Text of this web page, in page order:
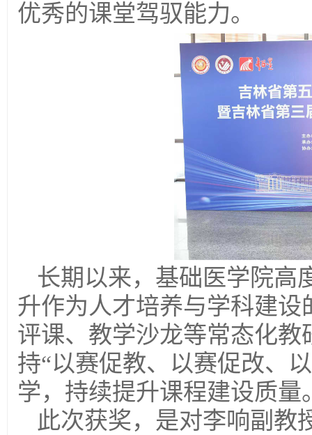
优秀的课堂驾驭能力。
长期以来，基础医学院高
升作为人才培养与学科建
评课、教学沙龙等常态化
持“以赛促教、以赛促改、
学，持续提升课程建设质量
此次获奖，是对李响副教